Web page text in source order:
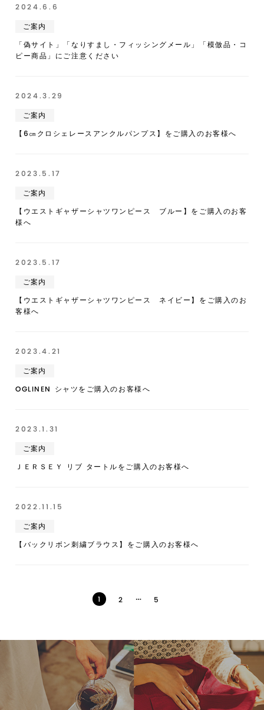
2024.6.6
ご案内
「偽サイト」「なりすまし・フィッシングメール」「模倣品・コ
ピー商品」にご注意ください
2024.3.29
ご案内
【6㎝クロシェレースアンクルパンプス】をご購入のお客様へ
2023.5.17
ご案内
【ウエストギャザーシャツワンピース ブルー】をご購入のお客
様へ
2023.5.17
ご案内
【ウエストギャザーシャツワンピース ネイビー】をご購入のお
客様へ
2023.4.21
ご案内
OGLINEN シャツをご購入のお客様へ
2023.1.31
ご案内
ＪＥＲＳＥＹ リブ タートルをご購入のお客様へ
2022.11.15
ご案内
【バックリボン刺繍ブラウス】をご購入のお客様へ
1 2 … 5